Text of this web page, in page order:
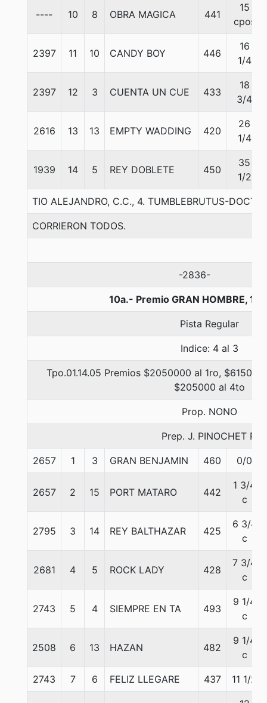
---- 10 8 OBRA MAGICA 441
15
cpos
2397 11 10 CANDY BOY 446
16
1/4
2397 12 3 CUENTA UN CUE 433
18
3/4
2616 13 13 EMPTY WADDING 420
26
1/4
1939 14 5 REY DOBLETE 450
35
1/2
TIO ALEJANDRO, C.C., 4. TUMBLEBRUTUS-
CORRIERON TODOS.
-2836-
10a.- Premio GRAN HOMBRE,
Pista Regular
Indice: 4 al 3
Tpo.01.14.05 Premios $2050000 al 1ro,
$205000 al 4to
Prop. NONO
Prep. J. PINOCHET P.
2657 1 3 GRAN BENJAMIN 460 0/0
2657 2 15 PORT MATARO 442
1 3/4
c
2795 3 14 REY BALTHAZAR 425
6 3/4
c
2681 4 5 ROCK LADY 428
7 3/4
c
2743 5 4 SIEMPRE EN TA 493
9 1/4
c
2508 6 13 HAZAN 482
9 1/4
c
2743 7 6 FELIZ LLEGARE 437 11 1/2